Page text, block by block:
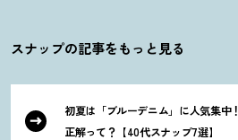
スナップの記事をもっと見る
初夏は「ブルーデニム」に人気集中！
正解って？ 【40代スナップ7選】